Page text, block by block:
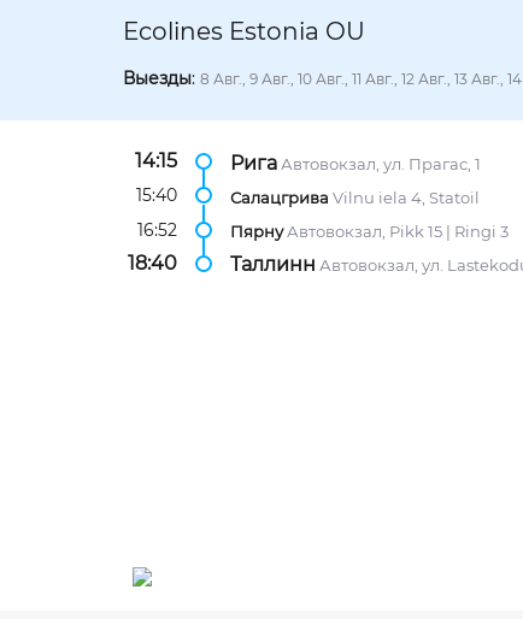
Ecolines Estonia OU
Выезды: 8 Авг., 9 Авг., 10 Авг., 11 Авг., 12 Авг., 13 Авг.,
14:15 Рига Автовокзал, ул. Прагас, 1
15:40 Салацгрива Vilnu iela 4, Statoil
16:52 Пярну Автовокзал, Pikk 15 | Ringi 3
18:40 Таллинн Автовокзал, ул.